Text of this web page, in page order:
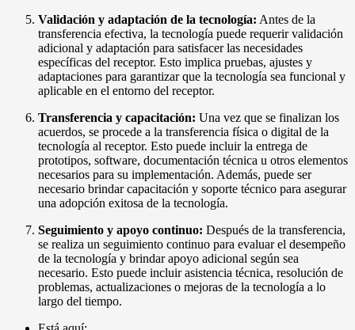
Validación y adaptación de la tecnología: Antes de la
transferencia efectiva, la tecnología puede requerir validación
adicional y adaptación para satisfacer las necesidades
específicas del receptor. Esto implica pruebas, ajustes y
adaptaciones para garantizar que la tecnología sea funcional y
aplicable en el entorno del receptor.
Transferencia y capacitación: Una vez que se finalizan los
acuerdos, se procede a la transferencia física o digital de la
tecnología al receptor. Esto puede incluir la entrega de
prototipos, software, documentación técnica u otros elementos
necesarios para su implementación. Además, puede ser
necesario brindar capacitación y soporte técnico para asegurar
una adopción exitosa de la tecnología.
Seguimiento y apoyo continuo: Después de la transferencia,
se realiza un seguimiento continuo para evaluar el desempeño
de la tecnología y brindar apoyo adicional según sea
necesario. Esto puede incluir asistencia técnica, resolución de
problemas, actualizaciones o mejoras de la tecnología a lo
largo del tiempo.